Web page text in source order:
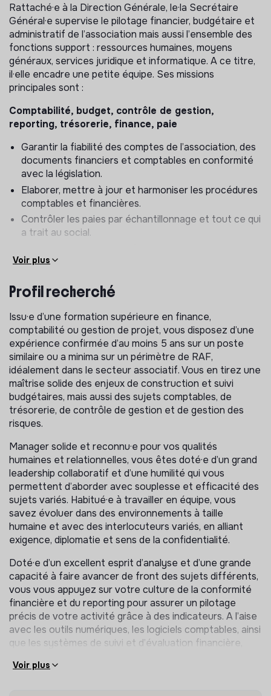
Rattaché·e à la Direction Générale, le·la Secrétaire
Général·e supervise le pilotage financier, budgétaire et
administratif de l’association mais aussi l’ensemble des
fonctions support : ressources humaines, moyens
généraux, services juridique et informatique. A ce titre,
il·elle encadre une petite équipe. Ses missions
principales sont :
Comptabilité, budget, contrôle de gestion,
reporting, trésorerie, finance, paie
Garantir la fiabilité des comptes de l’association, des
documents financiers et comptables en conformité
avec la législation.
Elaborer, mettre à jour et harmoniser les procédures
comptables et financières.
Contrôler les paies par échantillonnage et tout ce qui
a trait au social.
procédures de gestion et les indicateurs nécessaires
au reporting à la direction.
avec les choix stratégiques de l’association.
Effectuer un suivi budgétaire global avec note
d’analyse, et un suivi budgétaire par direction.
Coordonner, finaliser et suivre les dossiers de
demande de recherche de financement pour la
partie financière (subventions, réponse aux appels à
projet…).
Assurer un suivi précis de la trésorerie, analyser les
rechercher la meilleure rémunération de la trésorerie
disponible.
Produire un bilan consolidé et préparer les
documents financiers pour les Conseils
d’Administration et les Assemblées Générale.
Ressources humaines
Définir avec la direction générale les grandes
orientations en matière de RH et piloter sa mise en
œuvre
Elaborer, mettre à jour et harmoniser les procédures
Ressources Humaines
Elaborer les budgets RH en lien avec les directions
métiers et dans le cadre des dossiers de
masse salariale
Voir plus
Profil recherché
Issu·e d’une formation supérieure en finance,
comptabilité ou gestion de projet, vous disposez d’une
expérience confirmée d’au moins 5 ans sur un poste
similaire ou a minima sur un périmètre de RAF,
idéalement dans le secteur associatif. Vous en tirez une
maîtrise solide des enjeux de construction et suivi
budgétaires, mais aussi des sujets comptables, de
trésorerie, de contrôle de gestion et de gestion des
risques.
Manager solide et reconnu·e pour vos qualités
humaines et relationnelles, vous êtes doté·e d’un grand
leadership collaboratif et d’une humilité qui vous
permettent d’aborder avec souplesse et efficacité des
sujets variés. Habitué·e à travailler en équipe, vous
savez évoluer dans des environnements à taille
humaine et avec des interlocuteurs variés, en alliant
exigence, diplomatie et sens de la confidentialité.
Doté·e d’un excellent esprit d’analyse et d’une grande
capacité à faire avancer de front des sujets différents,
vous vous appuyez sur votre culture de la conformité
financière et du reporting pour assurer un pilotage
précis de votre activité grâce à des indicateurs. A l’aise
avec les outils numériques, les logiciels comptables, ainsi
que les systèmes de suivi et d’évaluation financière,
améliorer et sécuriser les processus de gestion.
Voir plus